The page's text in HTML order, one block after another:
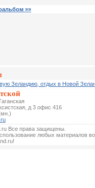
»»
Зеландию, отдых в Новой
д 3 офис 416
Все права защищены.
любых материалов